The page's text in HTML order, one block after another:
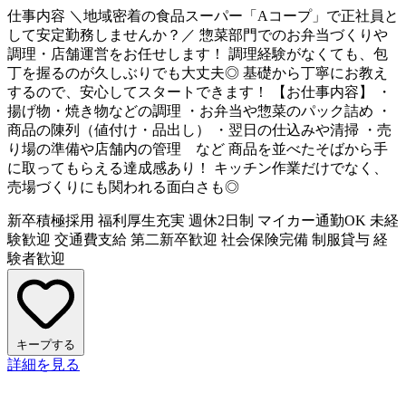
仕事内容 ＼地域密着の食品スーパー「Aコープ」で正社員と
して安定勤務しませんか？／ 惣菜部門でのお弁当づくりや
調理・店舗運営をお任せします！ 調理経験がなくても、包
丁を握るのが久しぶりでも大丈夫◎ 基礎から丁寧にお教え
するので、安心してスタートできます！ 【お仕事内容】 ・
揚げ物・焼き物などの調理 ・お弁当や惣菜のパック詰め ・
商品の陳列（値付け・品出し） ・翌日の仕込みや清掃 ・売
り場の準備や店舗内の管理 など 商品を並べたそばから手
に取ってもらえる達成感あり！ キッチン作業だけでなく、
売場づくりにも関われる面白さも◎
新卒積極採用 福利厚生充実 週休2日制 マイカー通勤OK 未経
験歓迎 交通費支給 第二新卒歓迎 社会保険完備 制服貸与 経
験者歓迎
キープする
詳細を見る